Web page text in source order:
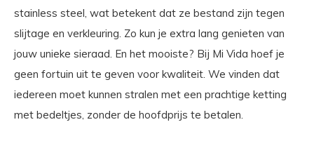
stainless steel, wat betekent dat ze bestand zijn tegen
slijtage en verkleuring. Zo kun je extra lang genieten van
jouw unieke sieraad. En het mooiste? Bij Mi Vida hoef je
geen fortuin uit te geven voor kwaliteit. We vinden dat
iedereen moet kunnen stralen met een prachtige ketting
met bedeltjes, zonder de hoofdprijs te betalen.